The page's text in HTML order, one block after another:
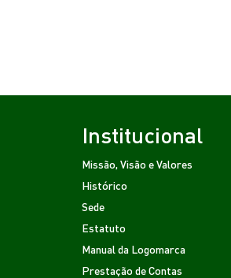
Institucional
Missão, Visão e Valores
Histórico
Sede
Estatuto
Manual da Logomarca
Prestação de Contas